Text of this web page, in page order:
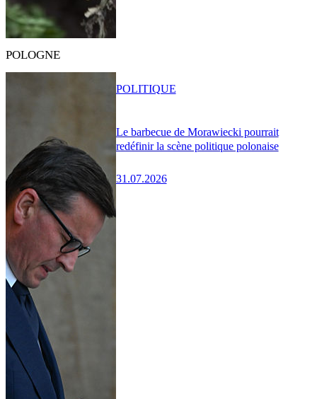
POLOGNE
Le barbecue de Morawiecki pourrait
redéfinir la scène politique polonaise
31.07.2026
POLITIQUE